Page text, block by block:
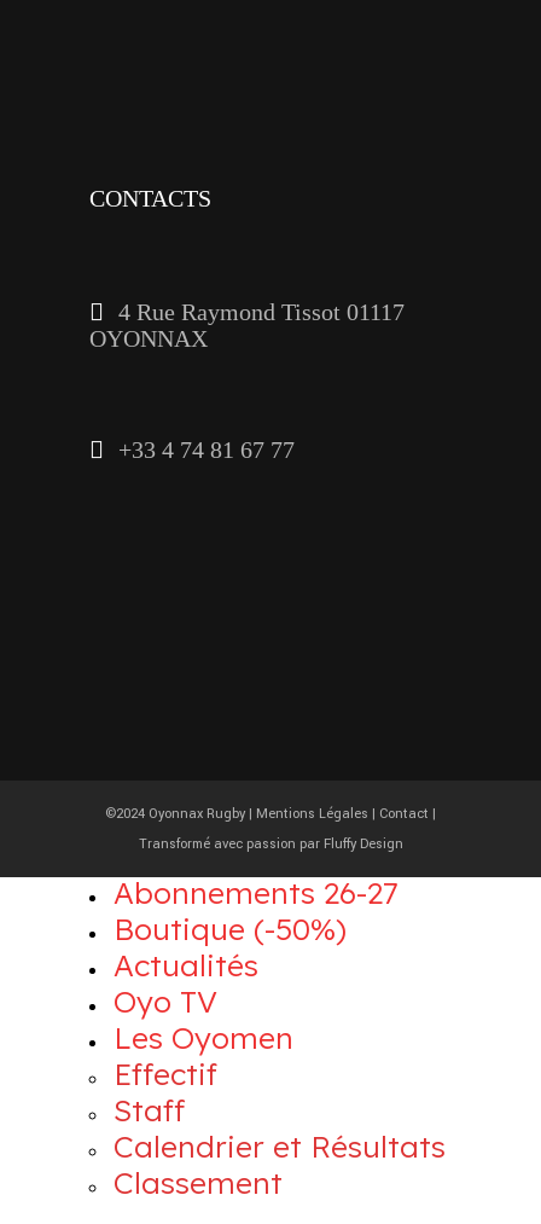
CONTACTS
4 Rue Raymond Tissot 01117
OYONNAX
+33 4 74 81 67 77
©2024 Oyonnax Rugby | Mentions Légales | Contact |
Transformé avec passion par Fluffy Design
Abonnements 26-27
Boutique (-50%)
Actualités
Oyo TV
Les Oyomen
Effectif
Staff
Calendrier et Résultats
Classement